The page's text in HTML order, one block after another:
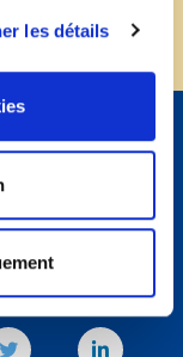
les détails
Donat
VAR